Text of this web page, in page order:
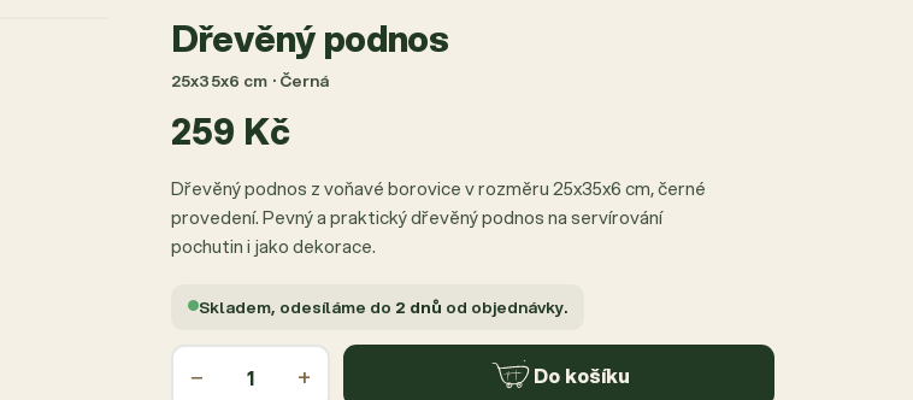
Dřevěný podnos
25x35x6 cm · Černá
259 Kč
Dřevěný podnos z voňavé borovice v rozměru 25x35x6 cm, černé
provedení. Pevný a praktický dřevěný podnos na servírování
pochutin i jako dekorace.
Skladem, odesíláme do 2 dnů od objednávky.
− + Do košíku